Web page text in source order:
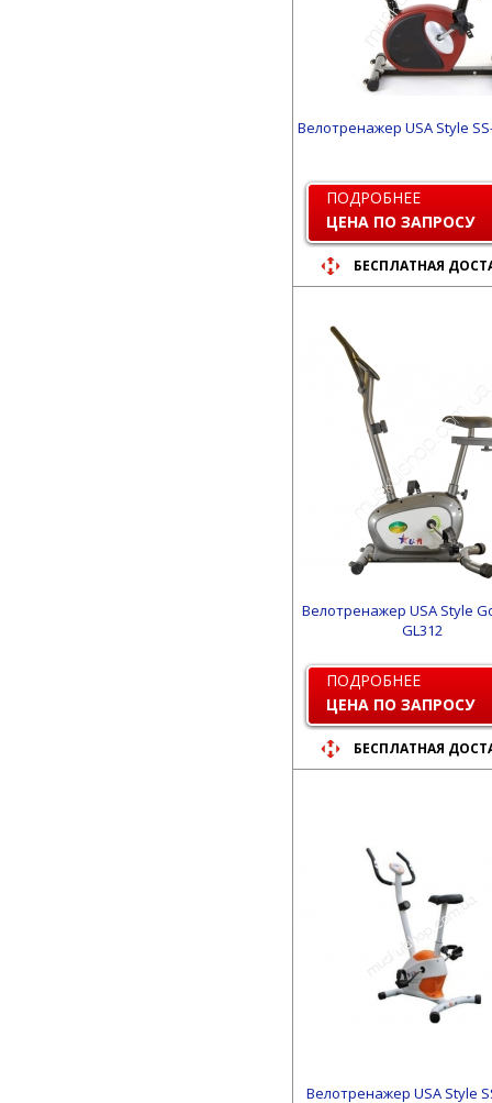
Велотренажер USA Style
ПОДРОБНЕЕ
ЦЕНА ПО ЗАПРОСУ
БЕСПЛАТНАЯ
Велотренажер USA Style
GL312
ПОДРОБНЕЕ
ЦЕНА ПО ЗАПРОСУ
БЕСПЛАТНАЯ
Велотренажер USA Style